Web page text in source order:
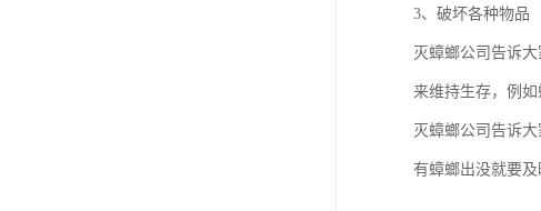
3、破坏各种物品
灭蟑螂公司告诉
来维持生存，例
灭蟑螂公司告诉
有蟑螂出没就要